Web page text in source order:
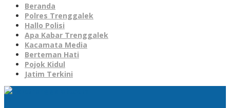
Beranda
Polres Trenggalek
Hallo Polisi
Apa Kabar Trenggalek
Kacamata Media
Berteman Hati
Pojok Kidul
Jatim Terkini